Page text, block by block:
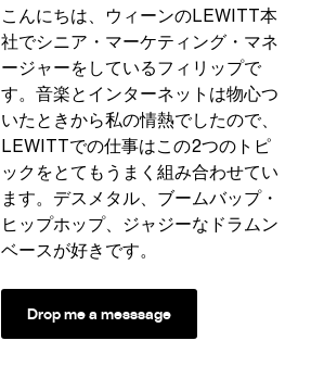
こんにちは、ウィーンのLEWITT本
社でシニア・マーケティング・マネ
ージャーをしているフィリップで
す。音楽とインターネットは物心つ
いたときから私の情熱でしたので、
LEWITTでの仕事はこの2つのトピ
ックをとてもうまく組み合わせてい
ます。デスメタル、ブームバップ・
ヒップホップ、ジャジーなドラムン
ベースが好きです。
Drop me a messsage